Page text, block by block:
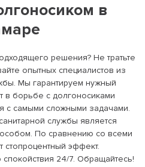
в
решения? Не тратьте
опытных специалистов из
Мы гарантируем нужный
в борьбе с долгоносиками
с самыми сложными задачами.
службы является
По сравнению со всеми
стопроцентный эффект.
24/7. Обращайтесь!